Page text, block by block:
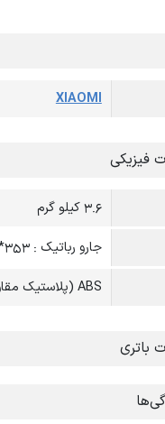
XIAOMI
فیزیکی
3.6 کیلو گرم
جارو رباتیک : 353*353*96.5 میلی متر
ABS (پلاستیک مقاوم)
باتری